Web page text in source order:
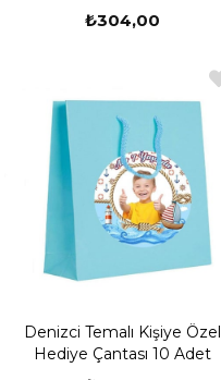
₺304,00
Denizci Temalı Kişiye Özel
Hediye Çantası 10 Adet